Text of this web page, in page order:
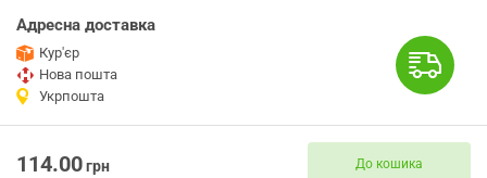
Адресна доставка
Кур'єр
Нова пошта
Укрпошта
114.00грн До кошика